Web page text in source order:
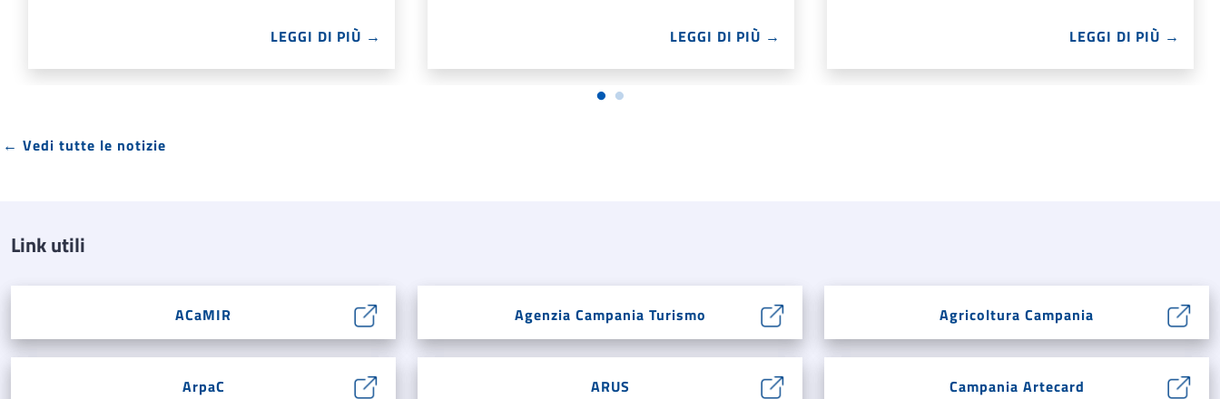
LEGGI DI PIÙ → LEGGI DI PIÙ → LEGGI DI PIÙ →
← Vedi tutte le notizie
Link utili
ACaMIR Agenzia Campania Turismo Agricoltura Campania
ArpaC ARUS Campania Artecard